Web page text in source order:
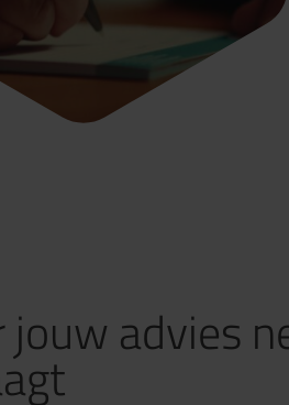
jouw advies